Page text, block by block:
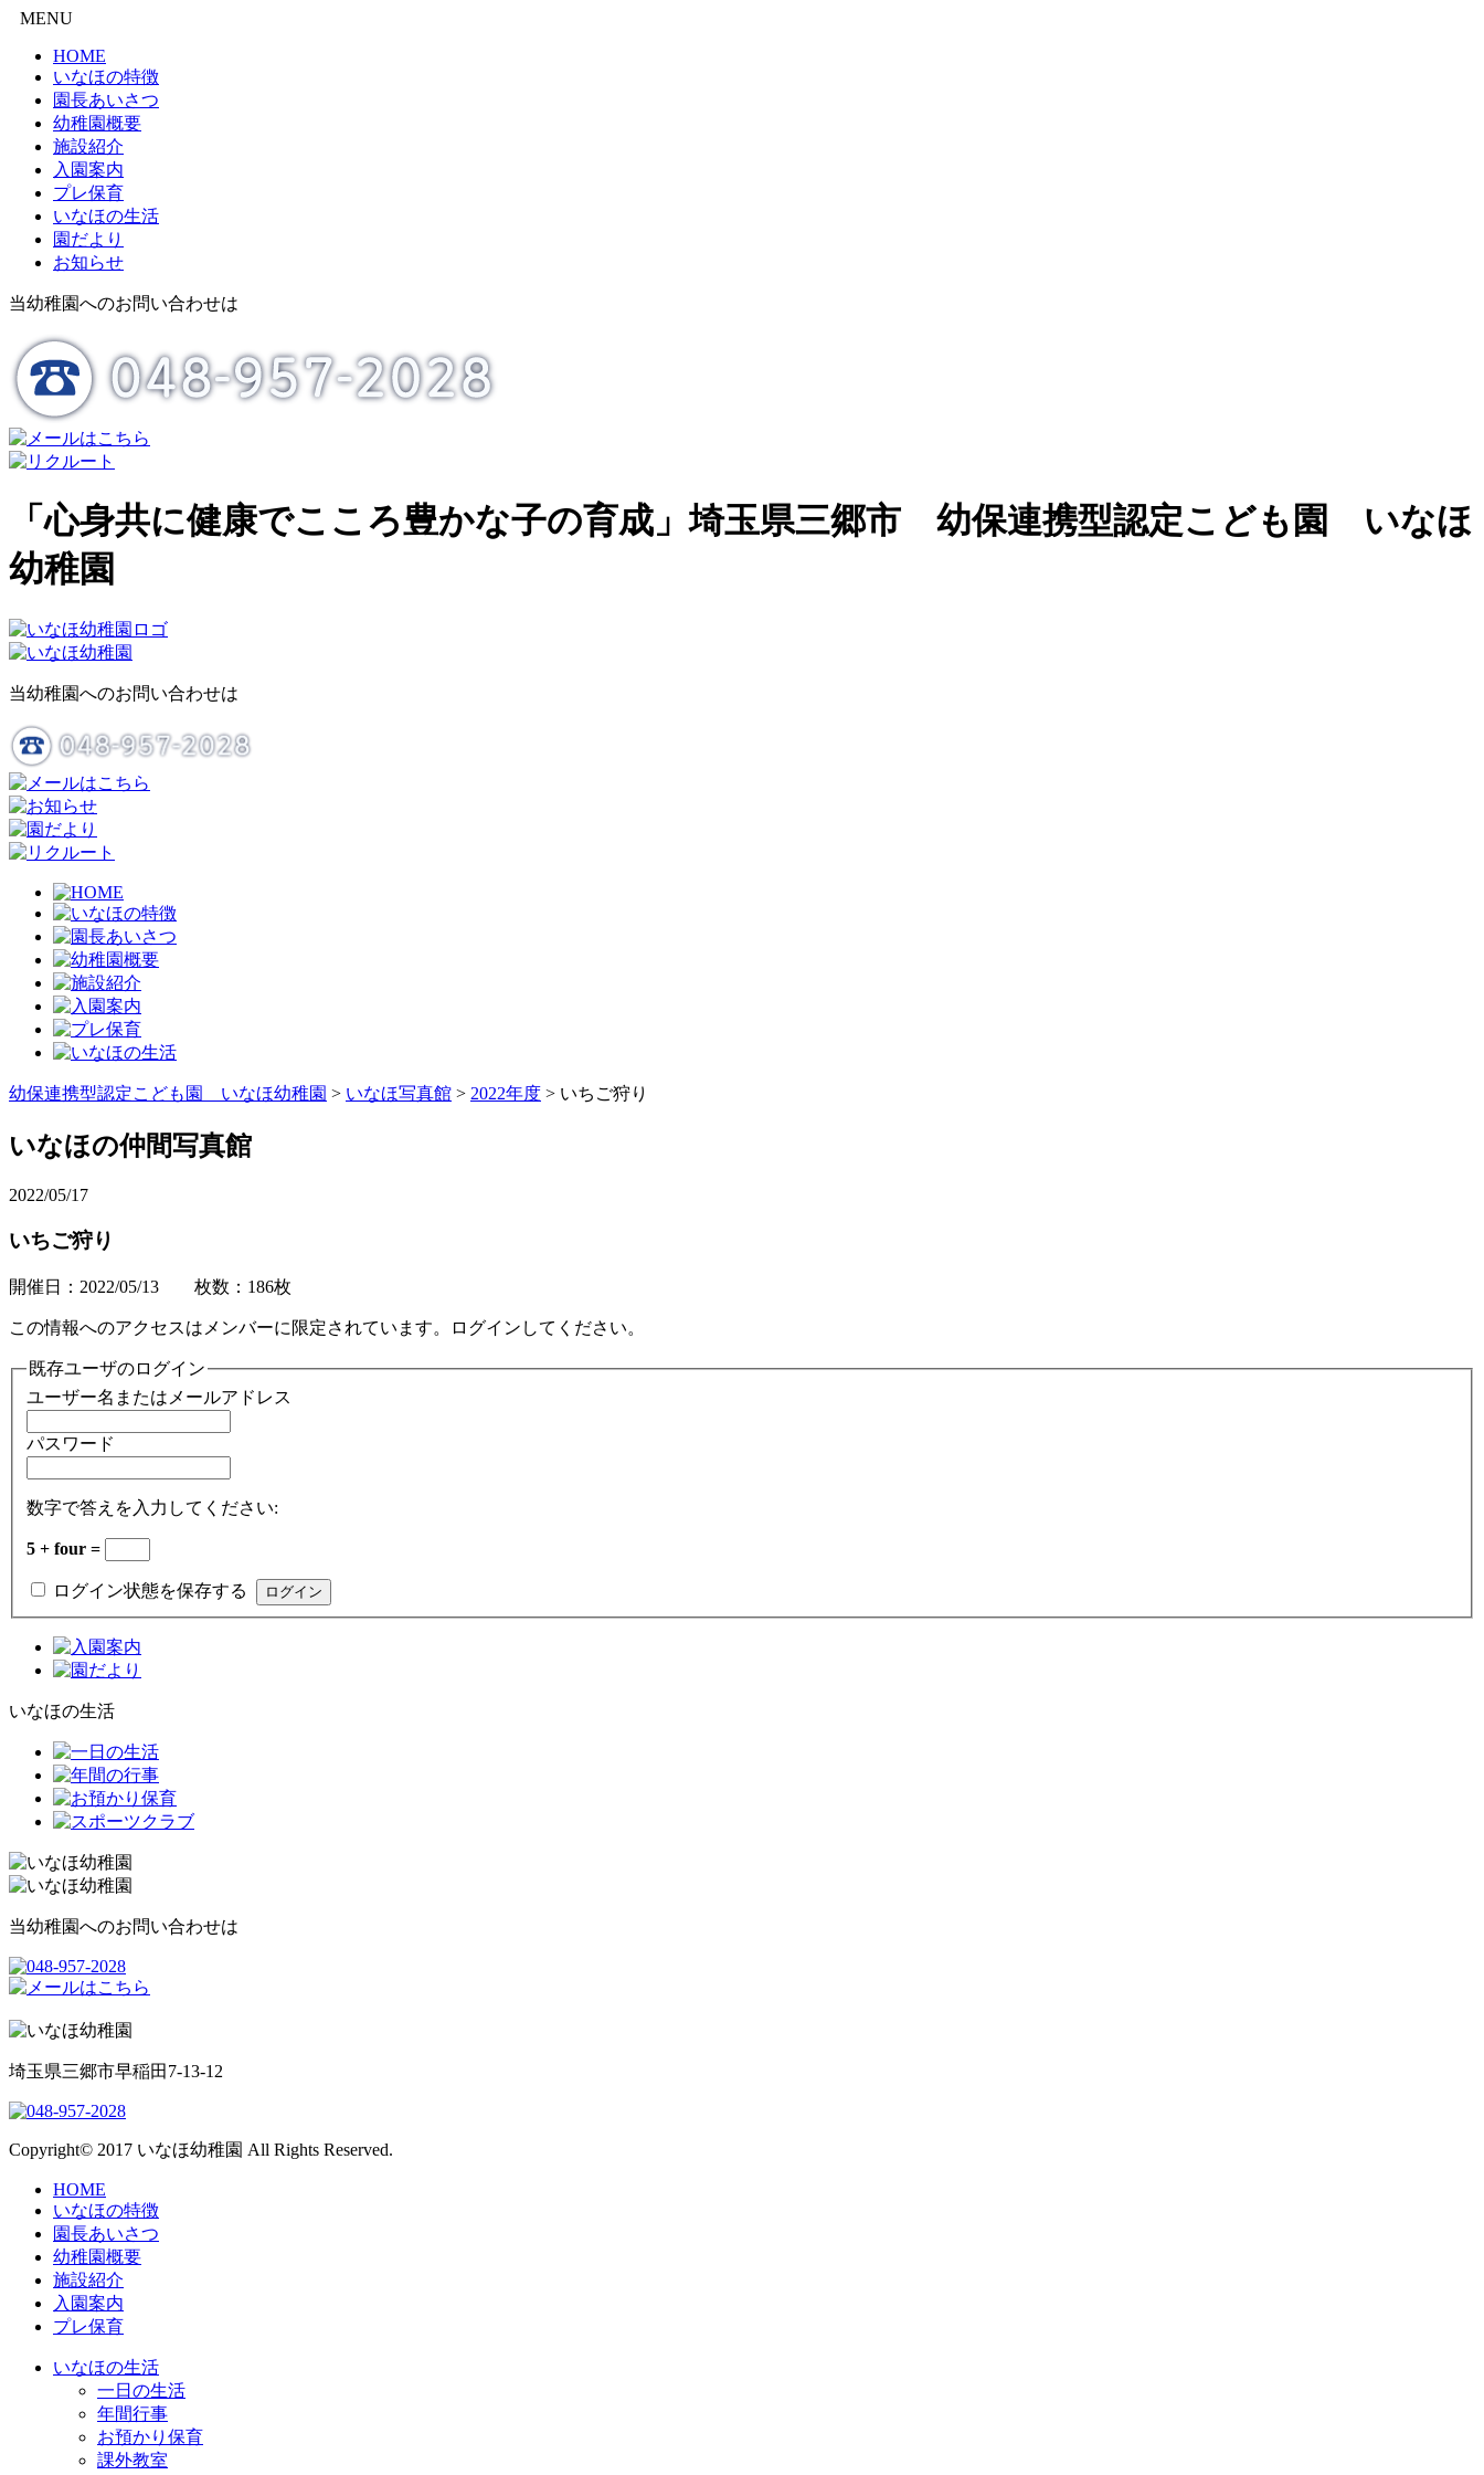
MENU
HOME
いなほの特徴
園長あいさつ
幼稚園概要
施設紹介
入園案内
プレ保育
いなほの生活
園だより
お知らせ
当幼稚園へのお問い合わせは
「心身共に健康でこころ豊かな子の育成」埼玉県三郷市 幼保連携型認定こども園 いなほ
幼稚園
当幼稚園へのお問い合わせは
幼保連携型認定こども園 いなほ幼稚園 > いなほ写真館 > 2022年度 > いちご狩り
いなほの仲間写真館
2022/05/17
いちご狩り
開催日：2022/05/13 枚数：186枚
この情報へのアクセスはメンバーに限定されています。ログインしてください。
既存ユーザのログイン
ユーザー名またはメールアドレス
パスワード
数字で答えを入力してください:
5 + four =
ログイン状態を保存する
いなほの生活
当幼稚園へのお問い合わせは
埼玉県三郷市早稲田7-13-12
Copyright© 2017 いなほ幼稚園 All Rights Reserved.
HOME
いなほの特徴
園長あいさつ
幼稚園概要
施設紹介
入園案内
プレ保育
いなほの生活
一日の生活
年間行事
お預かり保育
課外教室